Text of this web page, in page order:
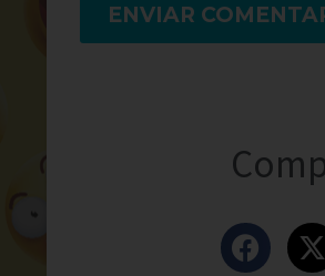
ENVIAR